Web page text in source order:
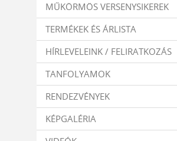
MŰKÖRMÖS VERSENYSIKEREK
TERMÉKEK ÉS ÁRLISTA
HÍRLEVELEINK / FELIRATKOZÁS
TANFOLYAMOK
RENDEZVÉNYEK
KÉPGALÉRIA